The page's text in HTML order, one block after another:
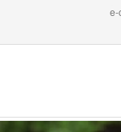
e-